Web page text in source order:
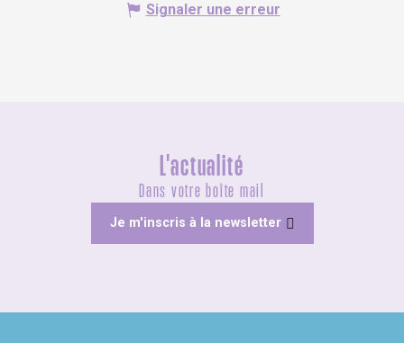
Signaler une erreur
L'actualité
Dans votre boîte mail
Je m'inscris à la newsletter